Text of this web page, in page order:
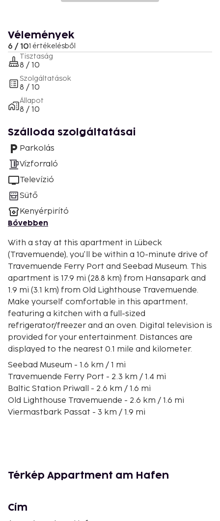
Vélemények
6 / 101 értékelésből
Tisztaság
8 / 10
Szolgáltatások
8 / 10
Állapot
8 / 10
Szálloda szolgáltatásai
Parkolás
Vízforraló
Televízió
Sütő
Kenyérpirító
Bővebben
With a stay at this apartment in Lübeck
(Travemuende), you'll be within a 10-minute drive of
Travemuende Ferry Port and Seebad Museum. This
apartment is 17.9 mi (28.8 km) from Hansapark and
1.9 mi (3.1 km) from Old Lighthouse Travemuende.
Make yourself comfortable in this apartment,
featuring a kitchen with a full-sized
refrigerator/freezer and an oven. Digital television is
provided for your entertainment. Distances are
displayed to the nearest 0.1 mile and kilometer.
Seebad Museum - 1.6 km / 1 mi
Travemuende Ferry Port - 2.3 km / 1.4 mi
Baltic Station Priwall - 2.6 km / 1.6 mi
Old Lighthouse Travemuende - 2.6 km / 1.6 mi
Viermastbark Passat - 3 km / 1.9 mi
Dummersdorfer Ufer - 4.6 km / 2.8 mi
Hundestrand - 5.8 km / 3.6 mi
Niendorf Beach - 6.8 km / 4.3 mi
Niendorf Bird Park - 7.8 km / 4.8 mi
Térkép Appartment am Hafen
Cím